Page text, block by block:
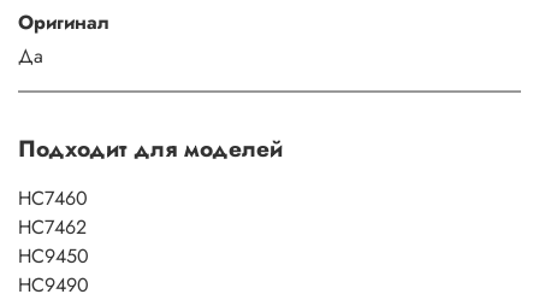
Оригинал
Да
Подходит для моделей
HC7460
HC7462
HC9450
HC9490